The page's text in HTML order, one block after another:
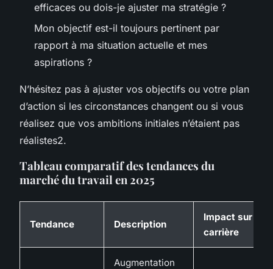
efficaces ou dois-je ajuster ma stratégie ?
Mon objectif est-il toujours pertinent par
rapport à ma situation actuelle et mes
aspirations ?
N’hésitez pas à ajuster vos objectifs ou votre plan
d’action si les circonstances changent ou si vous
réalisez que vos ambitions initiales n’étaient pas
réalistes2.
Tableau comparatif des tendances du
marché du travail en 2025
Tendance Description
Impact sur la
carrière
Augmentation